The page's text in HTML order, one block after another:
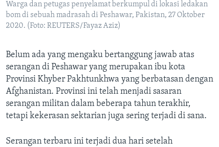
Warga dan petugas penyelamat berkumpul di lokasi ledakan
bom di sebuah madrasah di Peshawar, Pakistan, 27 Oktober
2020. (Foto: REUTERS/Fayaz Aziz)
Belum ada yang mengaku bertanggung jawab atas
serangan di Peshawar yang merupakan ibu kota
Provinsi Khyber Pakhtunkhwa yang berbatasan dengan
Afghanistan. Provinsi ini telah menjadi sasaran
serangan militan dalam beberapa tahun terakhir,
tetapi kekerasan sektarian juga sering terjadi di sana.
Serangan terbaru ini terjadi dua hari setelah